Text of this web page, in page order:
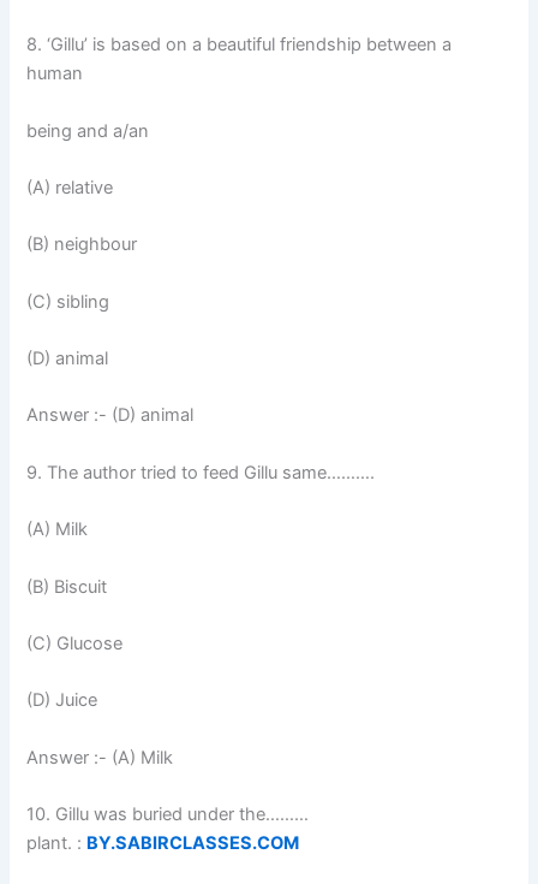
8. ‘Gillu’ is based on a beautiful friendship between a
human
being and a/an
(A) relative
(B) neighbour
(C) sibling
(D) animal
Answer :- (D) animal
9. The author tried to feed Gillu same……….
(A) Milk
(B) Biscuit
(C) Glucose
(D) Juice
Answer :- (A) Milk
10. Gillu was buried under the………
plant. : BY.SABIRCLASSES.COM